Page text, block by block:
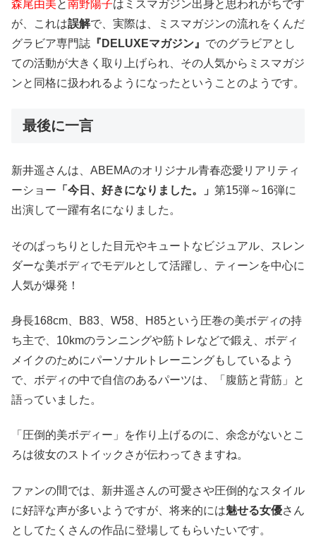
森尾由美と南野陽子はミスマガジン出身と思われがちです
が、これは誤解で、実際は、ミスマガジンの流れをくんだ
グラビア専門誌 『DELUXEマガジン』 でのグラビアとし
ての活動が大きく取り上げられ、その人気からミスマガジ
ンと同格に扱われるようになったということのようです。
最後に一言
新井遥さんは、ABEMAのオリジナル青春恋愛リアリティ
ーショー 「今日、好きになりました。」 第15弾～16弾に
出演して一躍有名になりました。
そのぱっちりとした目元やキュートなビジュアル、スレン
ダーな美ボディでモデルとして活躍し、ティーンを中心に
人気が爆発！
身長168cm、B83、W58、H85という圧巻の美ボディの持
ち主で、10kmのランニングや筋トレなどで鍛え、ボディ
メイクのためにパーソナルトレーニングもしているよう
で、ボディの中で自信のあるパーツは、「腹筋と背筋」と
語っていました。
「圧倒的美ボディー」を作り上げるのに、余念がないとこ
ろは彼女のストイックさが伝わってきますね。
ファンの間では、新井遥さんの可愛さや圧倒的なスタイル
に好評な声が多いようですが、将来的には魅せる女優さん
としてたくさんの作品に登場してもらいたいです。